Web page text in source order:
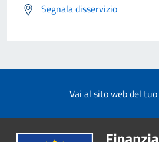
Segnala disservizio
Vai al sito web del